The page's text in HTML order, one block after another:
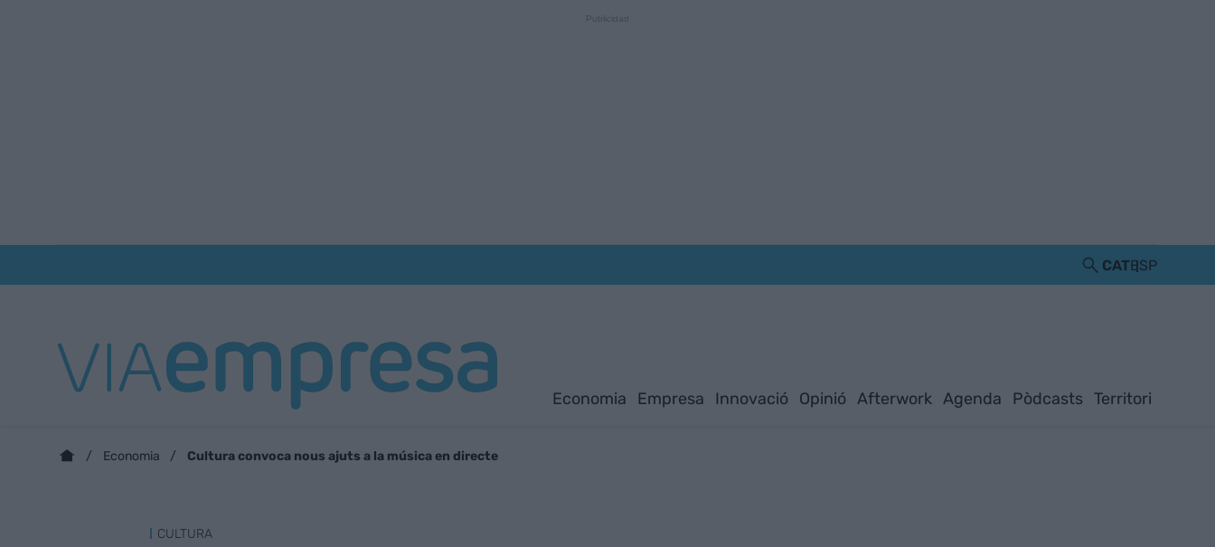
CATESP
Economia Empresa Innovació Opinió Afterwork Agenda Pòdcasts Territori
Economia Cultura convoca nous ajuts a la música en directe
CULTURA